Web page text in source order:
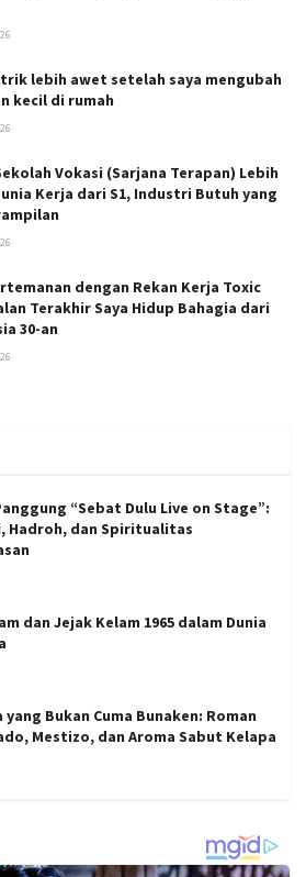
lebih awet setelah saya mengubah
kecil di rumah
Vokasi (Sarjana Terapan) Lebih
Kerja dari S1, Industri Butuh yang
dengan Rekan Kerja Toxic
Terakhir Saya Hidup Bahagia dari
30-an
“Sebat Dulu Live on Stage”:
Hadroh, dan Spiritualitas
dan Jejak Kelam 1965 dalam Dunia
yang Bukan Cuma Bunaken: Roman
Mestizo, dan Aroma Sabut Kelapa